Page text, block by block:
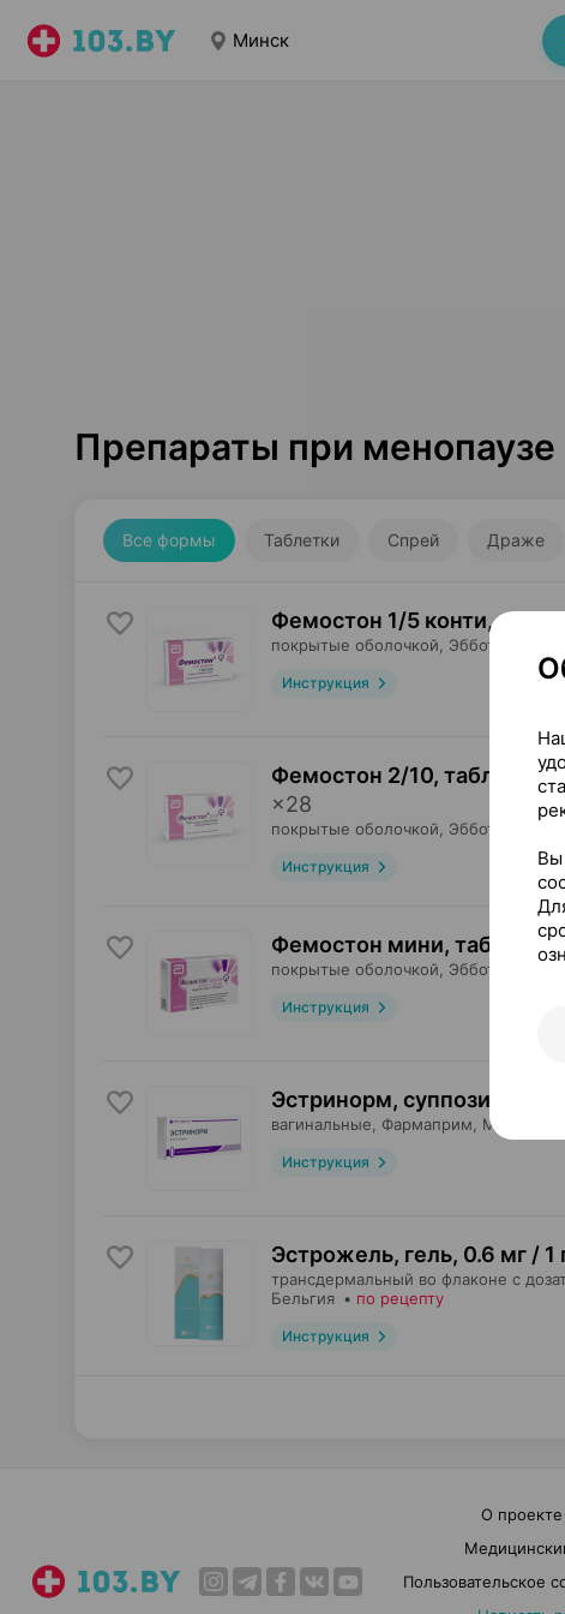
Минск
Препараты при
Все формы Таблетки Спрей Драже
Фемостон 1/5 конти,
покрытые оболочкой, Эбботт
Инструкция
Фемостон 2/10, таблетки,
×28
покрытые оболочкой, Эбботт
Инструкция
Фемостон мини, таблетки,
покрытые оболочкой, Эбботт
Инструкция
Эстринорм, суппозитории
вагинальные, Фармаприм , Молдова
Инструкция
Эстрожель, гель, 0.6 мг / 1
трансдермальный во флаконе с
Бельгия • по рецепту
Инструкция
О проекте
Пользовательское
Вы